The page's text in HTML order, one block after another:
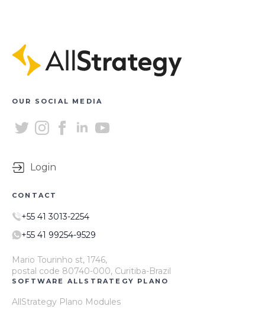
OUR SOCIAL MEDIA
Login
CONTACT
+55 41 3013-2254
+55 41 99254-9529
Mario Tourinho st, 1746,
postal code 80740-000, Curitiba-Brazil
SOFTWARE ALLSTRATEGY PLANO
AllStrategy Plano Modules